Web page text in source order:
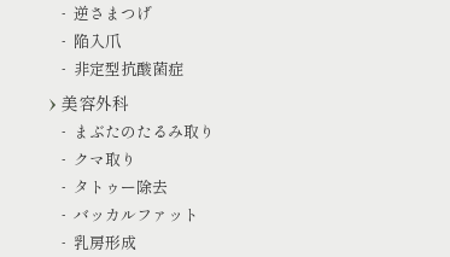
逆さまつげ
陥入爪
非定型抗酸菌症
美容外科
まぶたのたるみ取り
クマ取り
タトゥー除去
バッカルファット
乳房形成